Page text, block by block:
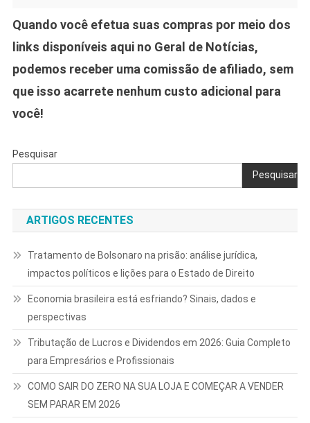
Quando você efetua suas compras por meio dos
links disponíveis aqui no Geral de Notícias,
podemos receber uma comissão de afiliado, sem
que isso acarrete nenhum custo adicional para
você!
Pesquisar
Pesquisar
ARTIGOS RECENTES
Tratamento de Bolsonaro na prisão: análise jurídica,
impactos políticos e lições para o Estado de Direito
Economia brasileira está esfriando? Sinais, dados e
perspectivas
Tributação de Lucros e Dividendos em 2026: Guia Completo
para Empresários e Profissionais
COMO SAIR DO ZERO NA SUA LOJA E COMEÇAR A VENDER
SEM PARAR EM 2026